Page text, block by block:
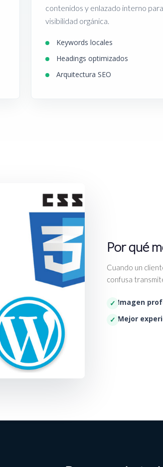
contenidos y enlazado interno
visibilidad orgánica.
Keywords locales
Headings optimizados
Arquitectura SEO
Por qué
Cuando un
confusa
Imagen
Mejor